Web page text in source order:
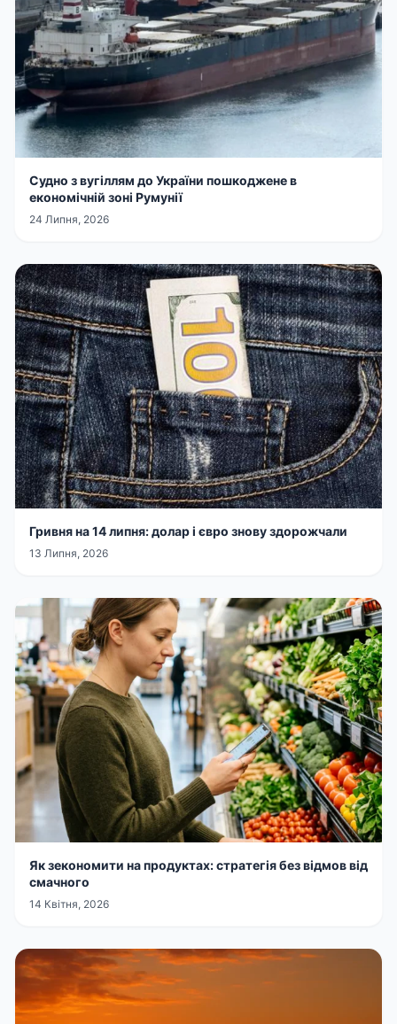
Судно з вугіллям до України пошкоджене в
економічній зоні Румунії
24 Липня, 2026
Гривня на 14 липня: долар і євро знову здорожчали
13 Липня, 2026
Як зекономити на продуктах: стратегія без відмов від
смачного
14 Квітня, 2026